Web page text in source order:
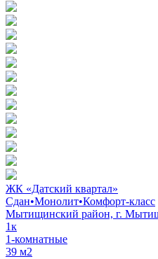
ЖК «Датский квартал»
Сдан•Монолит•Комфорт-класс
Мытищинский район, г.
1к
1-комнатные
39 м2